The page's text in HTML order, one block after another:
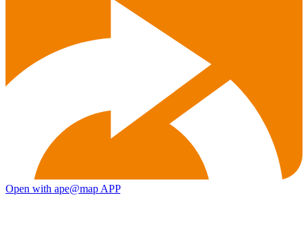
Open with ape@map APP